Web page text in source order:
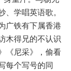
学唱英语歌。
广铁有下属香港
木得兄的不认识
《尼采》，偷看
每个写号的同